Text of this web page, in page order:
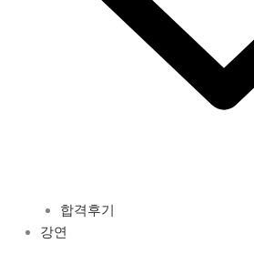
합격후기
강연